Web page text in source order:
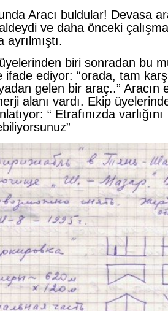
Aracı buldular! Devasa
ve daha önceki
ayrılmıştı.
biri sonradan bu
ifade ediyor: “orada, tam
gelen bir araç..” Aracın
alanı vardı. Ekip
“ Etrafınızda varlığını